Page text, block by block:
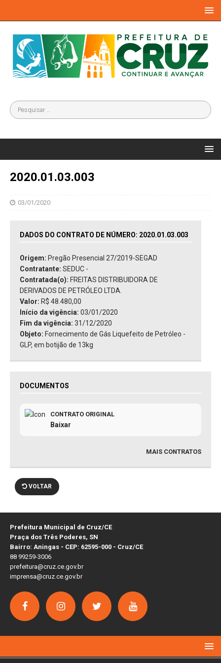
2020.01.03.003
03/01/2020
DADOS DO CONTRATO DE NÚMERO: 2020.01.03.003
Origem: Pregão Presencial 27/2019-SEGAD
Contratante: SEDUC -
Contratada(o): FREITAS DISTRIBUIDORA DE
DERIVADOS DE PETRÓLEO LTDA.
Valor: R$ 48.480,00
Início da vigência: 03/01/2020
Fim da vigência: 31/12/2020
Objeto: Fornecimento de Gás Liquefeito de Petróleo -
GLP, em botijão de 13kg
DOCUMENTOS
CONTRATO ORIGINAL
Baixar
MAIS CONTRATOS
VOLTAR
Prefeitura Municipal de Cruz/CE
Praça dos Três Poderes, SN
Bairro: Aningas - CEP: 62595-000 - Cruz/CE
88 99259-3006
prefeitura@cruz.ce.gov.br
imprensa@cruz.ce.gov.br